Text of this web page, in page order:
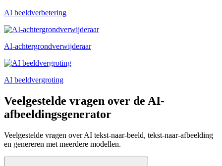
AI beeldverbetering
AI-achtergrondverwijderaar
AI beeldvergroting
Veelgestelde vragen over de AI-
afbeeldingsgenerator
Veelgestelde vragen over AI tekst-naar-beeld, tekst-naar-afbeelding
en genereren met meerdere modellen.